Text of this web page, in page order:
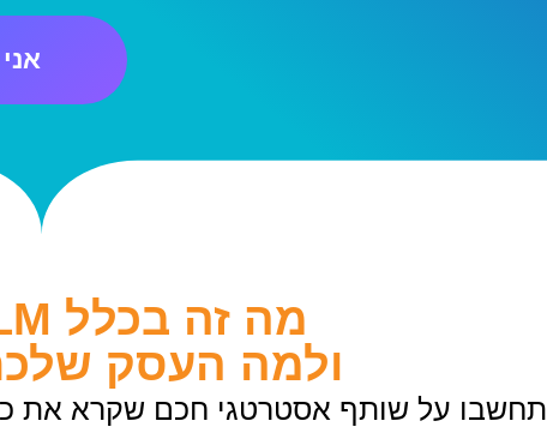
מה זה בכלל NotebookLM
ולמה העסק
תחשבו על שותף אסטרטגי חכם שקרא את